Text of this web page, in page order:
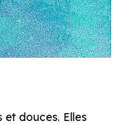
douces. Elles